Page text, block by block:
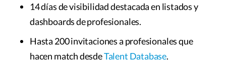
14 días de visibilidad destacada en listados y
dashboards de profesionales.
Hasta 200 invitaciones a profesionales que
hacen match desdeTalent Database.